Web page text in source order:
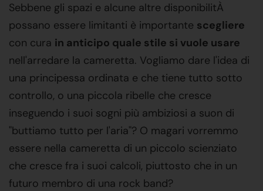
Sebbene gli spazi e alcune altre disponibilitÀ
possano essere limitanti è importante scegliere
con cura in anticipo quale stile si vuole usare
nell'arredare la cameretta. Vogliamo dare l'idea di
una principessa ordinata e che tiene tutto sotto
controllo, o una piccola ribelle che cresce
inseguendo i suoi sogni più ambiziosi a suon di
"buttiamo tutto per l'aria"? O magari vorremmo
essere nella cameretta di un piccolo scienziato
che cresce fra i suoi calcoli, piuttosto che in un
futuro membro di una rock band?